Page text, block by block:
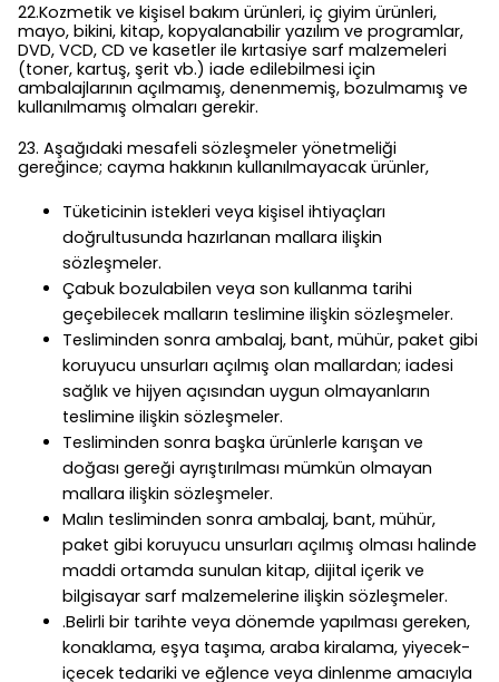
22.Kozmetik ve kişisel bakım ürünleri, iç giyim ürünleri,
mayo, bikini, kitap, kopyalanabilir yazılım ve programlar,
DVD, VCD, CD ve kasetler ile kırtasiye sarf malzemeleri
(toner, kartuş, şerit vb.) iade edilebilmesi için
ambalajlarının açılmamış, denenmemiş, bozulmamış ve
kullanılmamış olmaları gerekir.
23. Aşağıdaki mesafeli sözleşmeler yönetmeliği
gereğince; cayma hakkının kullanılmayacak ürünler,
Tüketicinin istekleri veya kişisel ihtiyaçları
doğrultusunda hazırlanan mallara ilişkin
sözleşmeler.
Çabuk bozulabilen veya son kullanma tarihi
geçebilecek malların teslimine ilişkin sözleşmeler.
Tesliminden sonra ambalaj, bant, mühür, paket gibi
koruyucu unsurları açılmış olan mallardan; iadesi
sağlık ve hijyen açısından uygun olmayanların
teslimine ilişkin sözleşmeler.
Tesliminden sonra başka ürünlerle karışan ve
doğası gereği ayrıştırılması mümkün olmayan
mallara ilişkin sözleşmeler.
Malın tesliminden sonra ambalaj, bant, mühür,
paket gibi koruyucu unsurları açılmış olması halinde
maddi ortamda sunulan kitap, dijital içerik ve
bilgisayar sarf malzemelerine ilişkin sözleşmeler.
.Belirli bir tarihte veya dönemde yapılması gereken,
konaklama, eşya taşıma, araba kiralama, yiyecek-
içecek tedariki ve eğlence veya dinlenme amacıyla